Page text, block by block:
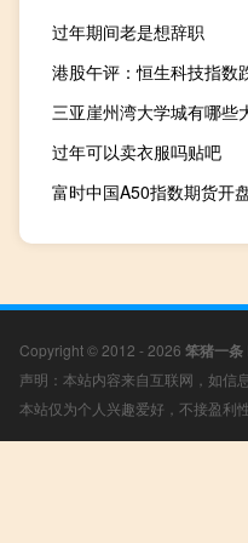
过年期间老是想辞职
港股午评：恒生科技指数
三亚崖州湾大学城有哪些
过年可以卖衣服吗贴吧
富时中国A50指数期货开
Copyright © 2012 - 2026 笨猪一条
声明：本站内容来自互联网，如信
本站仅为个人兴趣爱好，不接盈利